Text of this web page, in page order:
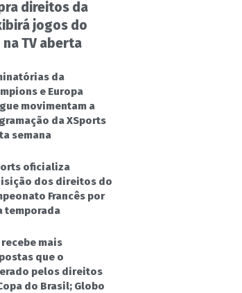
direitos da
jogos do
TV aberta
da
e Europa
movimentam a
da XSports
semana
oficializa
dos direitos do
Francês por
temporada
recebe mais
que o
pelos direitos
do Brasil; Globo